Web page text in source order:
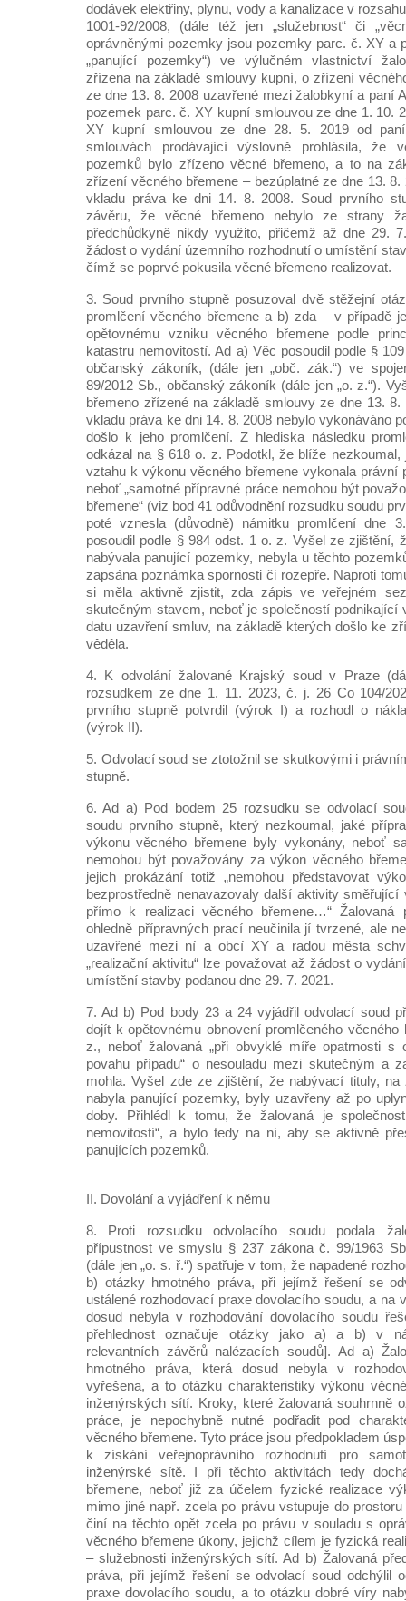
dodávek elektřiny, plynu, vody a kanalizace v
1001-92/2008, (dále též jen „služebnost“ či
oprávněnými pozemky jsou pozemky parc. č. XY a
„panující pozemky“) ve výlučném vlastnictví
zřízena na základě smlouvy kupní, o zřízení
ze dne 13. 8. 2008 uzavřené mezi žalobkyní a paní
pozemek parc. č. XY kupní smlouvou ze dne 1. 10.
XY kupní smlouvou ze dne 28. 5. 2019 od
smlouvách prodávající výslovně prohlásila, že
pozemků bylo zřízeno věcné břemeno, a to na
zřízení věcného břemene – bezúplatné ze dne 13.
vkladu práva ke dni 14. 8. 2008. Soud prvního
závěru, že věcné břemeno nebylo ze strany
předchůdkyně nikdy využito, přičemž až dne 29.
žádost o vydání územního rozhodnutí o umístění
čímž se poprvé pokusila věcné břemeno realizovat.
3. Soud prvního stupně posuzoval dvě stěžejní
promlčení věcného břemene a b) zda – v případě
opětovnému vzniku věcného břemene podle
katastru nemovitostí. Ad a) Věc posoudil podle §
občanský zákoník, (dále jen „obč. zák.“) ve
89/2012 Sb., občanský zákoník (dále jen „o. z.“).
břemeno zřízené na základě smlouvy ze dne 13.
vkladu práva ke dni 14. 8. 2008 nebylo vykonáváno
došlo k jeho promlčení. Z hlediska následku
odkázal na § 618 o. z. Podotkl, že blíže
vztahu k výkonu věcného břemene vykonala právní
neboť „samotné přípravné práce nemohou být
břemene“ (viz bod 41 odůvodnění rozsudku soudu
poté vznesla (důvodně) námitku promlčení dne
posoudil podle § 984 odst. 1 o. z. Vyšel ze zjištění,
nabývala panující pozemky, nebyla u těchto
zapsána poznámka spornosti či rozepře. Naproti
si měla aktivně zjistit, zda zápis ve veřejném
skutečným stavem, neboť je společností podnikající
datu uzavření smluv, na základě kterých došlo ke
věděla.
4. K odvolání žalované Krajský soud v Praze
rozsudkem ze dne 1. 11. 2023, č. j. 26 Co 104/
prvního stupně potvrdil (výrok I) a rozhodl o
(výrok II).
5. Odvolací soud se ztotožnil se skutkovými i
stupně.
6. Ad a) Pod bodem 25 rozsudku se odvolací
soudu prvního stupně, který nezkoumal, jaké
výkonu věcného břemene byly vykonány, neboť
nemohou být považovány za výkon věcného
jejich prokázání totiž „nemohou představovat
bezprostředně nenavazovaly další aktivity
přímo k realizaci věcného břemene…“ Žalovaná
ohledně přípravných prací neučinila jí tvrzené, ale
uzavřené mezi ní a obcí XY a radou města
„realizační aktivitu“ lze považovat až žádost o
umístění stavby podanou dne 29. 7. 2021.
7. Ad b) Pod body 23 a 24 vyjádřil odvolací soud
dojít k opětovnému obnovení promlčeného věcného
z., neboť žalovaná „při obvyklé míře opatrnosti s
povahu případu“ o nesouladu mezi skutečným a
mohla. Vyšel zde ze zjištění, že nabývací tituly, na
nabyla panující pozemky, byly uzavřeny až po
doby. Přihlédl k tomu, že žalovaná je
nemovitostí“, a bylo tedy na ní, aby se aktivně
panujících pozemků.
II. Dovolání a vyjádření k němu
8. Proti rozsudku odvolacího soudu podala
přípustnost ve smyslu § 237 zákona č. 99/1963
(dále jen „o. s. ř.“) spatřuje v tom, že napadené
b) otázky hmotného práva, při jejímž řešení se
ustálené rozhodovací praxe dovolacího soudu, a na
dosud nebyla v rozhodování dovolacího soudu
přehlednost označuje otázky jako a) a b) v
relevantních závěrů nalézacích soudů]. Ad a)
hmotného práva, která dosud nebyla v
vyřešena, a to otázku charakteristiky výkonu
inženýrských sítí. Kroky, které žalovaná souhrnně
práce, je nepochybně nutné podřadit pod
věcného břemene. Tyto práce jsou předpokladem
k získání veřejnoprávního rozhodnutí pro
inženýrské sítě. I při těchto aktivitách tedy
břemene, neboť již za účelem fyzické realizace
mimo jiné např. zcela po právu vstupuje do
činí na těchto opět zcela po právu v souladu s
věcného břemene úkony, jejichž cílem je fyzická
– služebnosti inženýrských sítí. Ad b) Žalovaná
práva, při jejímž řešení se odvolací soud odchýlil
praxe dovolacího soudu, a to otázku dobré víry